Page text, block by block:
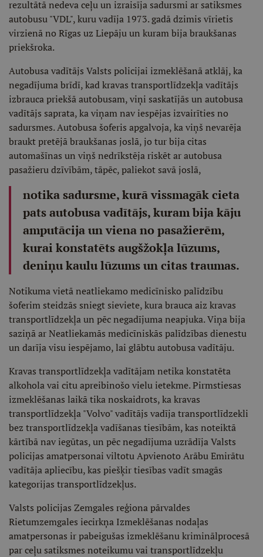
rezultātā nedeva ceļu un izraisīja sadursmi ar satiksmes
autobusu "VDL", kuru vadīja 1973. gadā dzimis vīrietis
virzienā no Rīgas uz Liepāju un kuram bija braukšanas
priekšroka.
Autobusa vadītājs Valsts policijai izmeklēšanā atklāj, ka
negadījuma brīdī, kad kravas transportlīdzekļa vadītājs
izbrauca priekšā autobusam, viņi saskatījās un autobusa
vadītājs saprata, ka viņam nav iespējas izvairīties no
sadursmes. Autobusa šoferis apgalvoja, ka viņš nevarēja
braukt pretējā braukšanas joslā, jo tur bija citas
automašīnas un viņš nedrīkstēja riskēt ar autobusa
pasažieru dzīvībām, tāpēc, paliekot savā joslā,
notika sadursme, kurā vissmagāk cieta
pats autobusa vadītājs, kuram bija kāju
amputācija un viena no pasažierēm,
kurai konstatēts augšžokļa lūzums,
deniņu kaulu lūzums un citas traumas.
Notikuma vietā neatliekamo medicīnisko palīdzību
šoferim steidzās sniegt sieviete, kura brauca aiz kravas
transportlīdzekļa un pēc negadījuma neapjuka. Viņa bija
saziņā ar Neatliekamās medicīniskās palīdzības dienestu
un darīja visu iespējamo, lai glābtu autobusa vadītāju.
Kravas transportlīdzekļa vadītājam netika konstatēta
alkohola vai citu apreibinošo vielu ietekme. Pirmstiesas
izmeklēšanas laikā tika noskaidrots, ka kravas
transportlīdzekļa "Volvo" vadītājs vadīja transportlīdzekli
bez transportlīdzekļa vadīšanas tiesībām, kas noteiktā
kārtībā nav iegūtas, un pēc negadījuma uzrādīja Valsts
policijas amatpersonai viltotu Apvienoto Arābu Emirātu
vadītāja apliecību, kas piešķir tiesības vadīt smagās
kategorijas transportlīdzekļus.
Valsts policijas Zemgales reģiona pārvaldes
Rietumzemgales iecirkņa Izmeklēšanas nodaļas
amatpersonas ir pabeigušas izmeklēšanu kriminālprocesā
par ceļu satiksmes noteikumu vai transportlīdzekļu